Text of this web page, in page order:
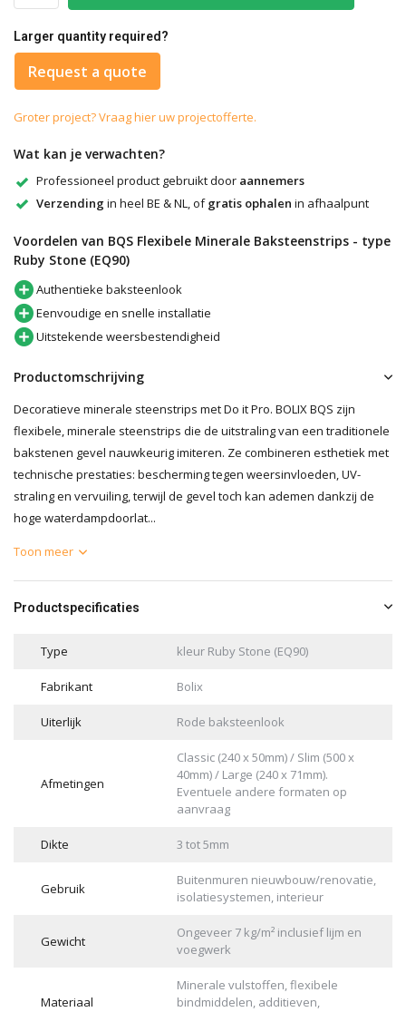
Larger quantity required?
Request a quote
Groter project? Vraag hier uw projectofferte.
Wat kan je verwachten?
Professioneel product gebruikt door aannemers
Verzending in heel BE & NL, ofgratis ophalen in afhaalpunt
Voordelen van BQS Flexibele Minerale Baksteenstrips - type
Ruby Stone (EQ90)
Authentieke baksteenlook
Eenvoudige en snelle installatie
Uitstekende weersbestendigheid
Productomschrijving
Decoratieve minerale steenstrips met Do it Pro. BOLIX BQS zijn
flexibele, minerale steenstrips die de uitstraling van een traditionele
bakstenen gevel nauwkeurig imiteren. Ze combineren esthetiek met
technische prestaties: bescherming tegen weersinvloeden, UV-
straling en vervuiling, terwijl de gevel toch kan ademen dankzij de
hoge waterdampdoorlat...
Toon meer
Productspecificaties
Type kleur Ruby Stone (EQ90)
Fabrikant Bolix
Uiterlijk Rode baksteenlook
Afmetingen
Classic (240 x 50mm) / Slim (500 x
40mm) / Large (240 x 71mm).
Eventuele andere formaten op
aanvraag
Dikte 3 tot 5mm
Gebruik
Buitenmuren nieuwbouw/renovatie,
isolatiesystemen, interieur
Gewicht
Ongeveer 7 kg/m² inclusief lijm en
voegwerk
Materiaal
Minerale vulstoffen, flexibele
bindmiddelen, additieven,